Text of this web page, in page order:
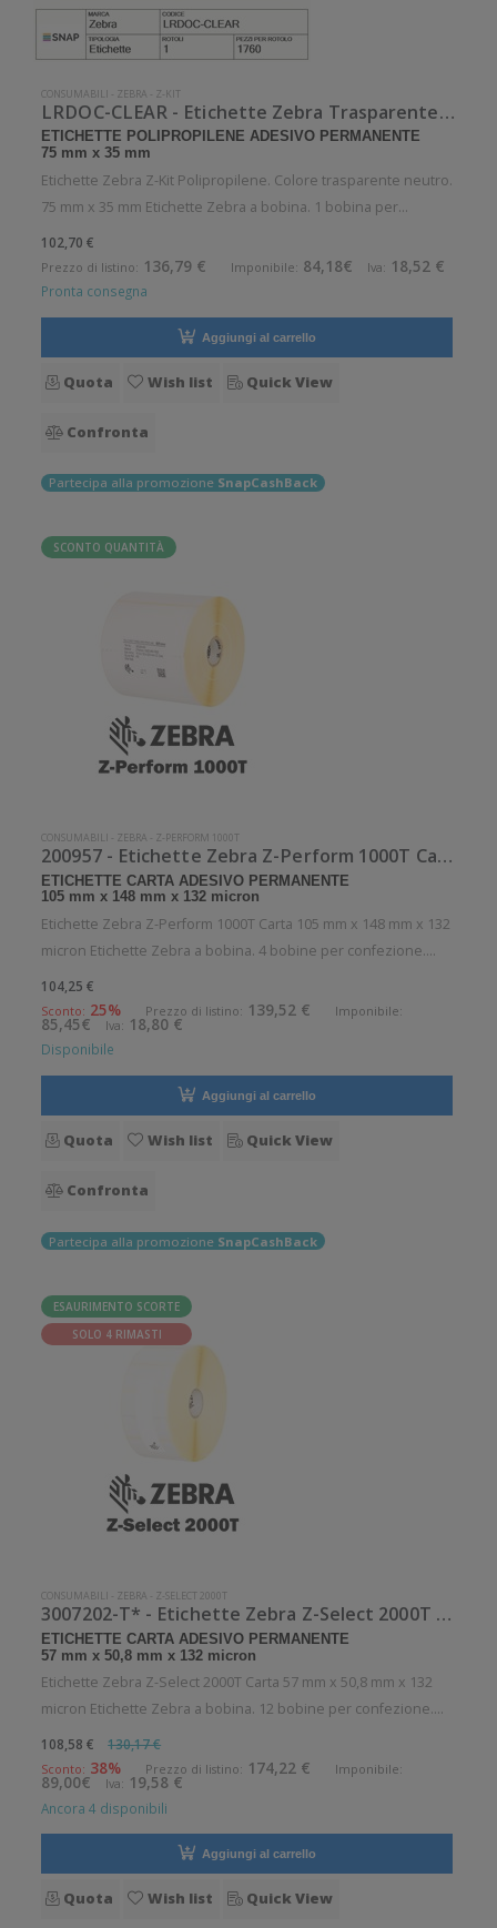
CONSUMABILI - ZEBRA - Z-KIT
LRDOC-CLEAR - Etichette Zebra Trasparente neutro Z-Kit Polipropilene
ETICHETTE POLIPROPILENE ADESIVO PERMANENTE
75 mm x 35 mm
Etichette Zebra Z-Kit Polipropilene. Colore trasparente neutro.
75 mm x 35 mm Etichette Zebra a bobina. 1 bobina per
confezione. 1760 etichette per bobina. Etichette in
polipropilene con adesivo permanente. Diametro interno: 25
mm. Diametro esterno:
102,70 €
Prezzo di listino: 136,79 € Imponibile: 84,18€ Iva: 18,52 €
Pronta consegna
Aggiungi al carrello
Quota Wish list Quick View
Confronta
Partecipa alla promozione SnapCashBack
SCONTO QUANTITÀ
CONSUMABILI - ZEBRA - Z-PERFORM 1000T
200957 - Etichette Zebra Z-Perform 1000T Carta
ETICHETTE CARTA ADESIVO PERMANENTE
105 mm x 148 mm x 132 micron
Etichette Zebra Z-Perform 1000T Carta 105 mm x 148 mm x 132
micron Etichette Zebra a bobina. 4 bobine per confezione.
1127 etichette per bobina. Etichette in carta con adesivo
permanente. Diametro interno: 76 mm. Diametro esterno: 200
mm. Tipo: Sup
104,25 €
Sconto: 25% Prezzo di listino: 139,52 € Imponibile:
85,45€ Iva: 18,80 €
Disponibile
Aggiungi al carrello
Quota Wish list Quick View
Confronta
Partecipa alla promozione SnapCashBack
ESAURIMENTO SCORTE
SOLO 4 RIMASTI
CONSUMABILI - ZEBRA - Z-SELECT 2000T
3007202-T* - Etichette Zebra Z-Select 2000T Carta
ETICHETTE CARTA ADESIVO PERMANENTE
57 mm x 50,8 mm x 132 micron
Etichette Zebra Z-Select 2000T Carta 57 mm x 50,8 mm x 132
micron Etichette Zebra a bobina. 12 bobine per confezione.
1370 etichette per bobina. Etichette in carta con adesivo
permanente. Diametro interno: 25 mm. Diametro esterno: 127
mm. Tipo: Sup
108,58 € 130,17 €
Sconto: 38% Prezzo di listino: 174,22 € Imponibile:
89,00€ Iva: 19,58 €
Ancora 4 disponibili
Aggiungi al carrello
Quota Wish list Quick View